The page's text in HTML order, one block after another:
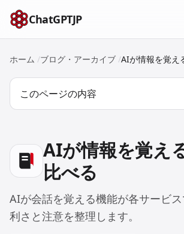
本文へスキップ
ChatGPTJP
ホーム /ブログ・アーカイブ /AIが情報を覚え
このページの内容
AIが情報を覚え
比べる
AIが会話を覚える機能が各サービ
利さと注意を整理します。